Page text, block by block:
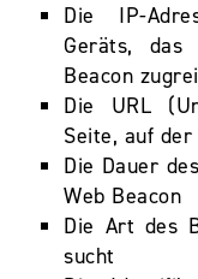
Die IP-
Geräts,
Beacon
Die URL
Seite, auf
Die Dauer
Web Beacon
Die Art des
sucht